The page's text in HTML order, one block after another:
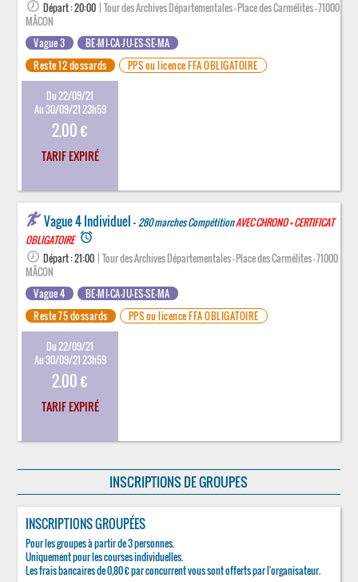
Départ : 20:00 | Tour des Archives Départementales - Place des Carmélites - 71000
MÂCON
Vague 3
BE-MI-CA-JU-ES-SE-MA
Reste 12 dossards
PPS ou licence FFA OBLIGATOIRE
Du 22/09/21
Au 30/09/21 23h59
2.00 €
TARIF EXPIRÉ
Vague 4 Individuel -280 marches CompétitionAVEC CHRONO + CERTIFICAT
OBLIGATOIRE access_alarm
Départ : 21:00 | Tour des Archives Départementales - Place des Carmélites - 71000
MÂCON
Vague 4
BE-MI-CA-JU-ES-SE-MA
Reste 75 dossards
PPS ou licence FFA OBLIGATOIRE
Du 22/09/21
Au 30/09/21 23h59
2.00 €
TARIF EXPIRÉ
INSCRIPTIONS DE GROUPES
INSCRIPTIONS GROUPÉES
Pour les groupes à partir de 3 personnes.
Uniquement pour les courses individuelles.
Les frais bancaires de 0,80 € par concurrent vous sont offerts par l'organisateur.